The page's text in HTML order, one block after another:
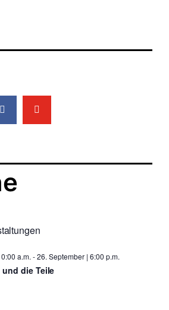
a.m. -26. September | 6:00 p.m.
und die Teile